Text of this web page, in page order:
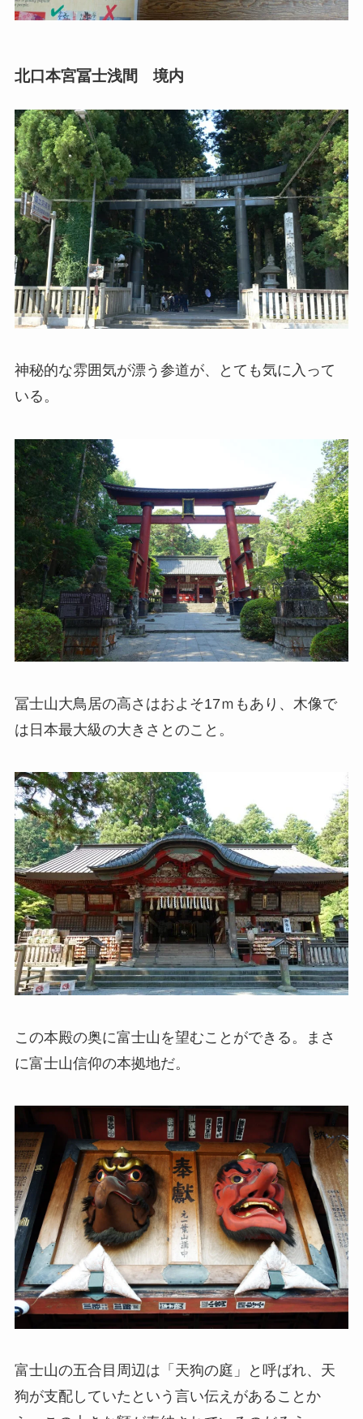
北口本宮冨士浅間 境内
神秘的な雰囲気が漂う参道が、とても気に入って
いる。
冨士山大鳥居の高さはおよそ17ｍもあり、木像で
は日本最大級の大きさとのこと。
この本殿の奥に富士山を望むことができる。まさ
に富士山信仰の本拠地だ。
富士山の五合目周辺は「天狗の庭」と呼ばれ、天
狗が支配していたという言い伝えがあることか